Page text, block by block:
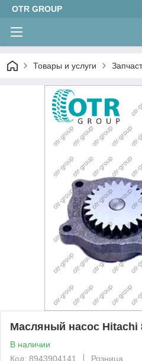
OTR GROUP
Товары и услуги
Масляный насос Hitachi
В наличии
Код: 8943904141
Розница